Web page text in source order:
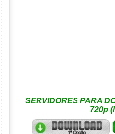
SERVIDORES PARA
720p